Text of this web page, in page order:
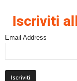
Iscriviti
Email Address